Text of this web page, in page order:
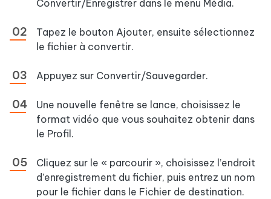
Convertir/Enregistrer dans le menu Média.
Tapez le bouton Ajouter, ensuite sélectionnez
le fichier à convertir.
Appuyez sur Convertir/Sauvegarder.
Une nouvelle fenêtre se lance, choisissez le
format vidéo que vous souhaitez obtenir dans
le Profil.
Cliquez sur le « parcourir », choisissez l’endroit
d’enregistrement du fichier, puis entrez un nom
pour le fichier dans le Fichier de destination.